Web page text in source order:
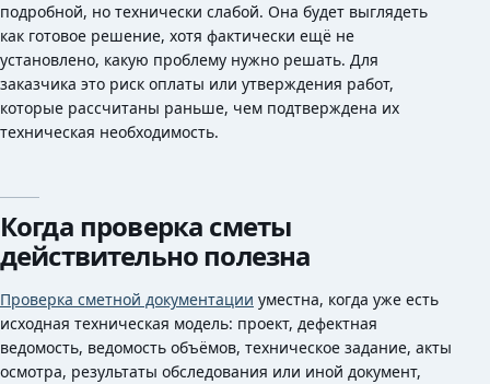
подробной, но технически слабой. Она будет выглядеть
как готовое решение, хотя фактически ещё не
установлено, какую проблему нужно решать. Для
заказчика это риск оплаты или утверждения работ,
которые рассчитаны раньше, чем подтверждена их
техническая необходимость.
Когда проверка сметы
действительно полезна
Проверка сметной документации уместна, когда уже есть
исходная техническая модель: проект, дефектная
ведомость, ведомость объёмов, техническое задание, акты
осмотра, результаты обследования или иной документ,